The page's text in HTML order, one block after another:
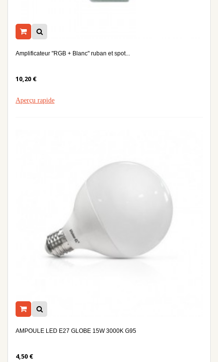
Amplificateur "RGB + Blanc" ruban et spot...
10,20 €
Aperçu rapide
AMPOULE LED E27 GLOBE 15W 3000K G95
4,50 €